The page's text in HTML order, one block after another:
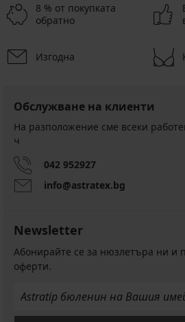
8 % от покупката
обратно
Изгодна
Обслужване на клиенти
На разположение сме всеки
ч
042 952927
info@astratex.bg
Newsletter
Абонирайте се за нюзлетъра ни и
оферти.